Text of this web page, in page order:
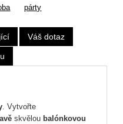
párty
Váš dotaz
. Vytvořte
skvělou balónkovou